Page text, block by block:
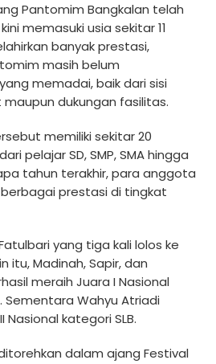
Pantomim Bangkalan telah
memasuki usia sekitar 11
banyak prestasi,
masih belum
memadai, baik dari sisi
dukungan fasilitas.
memiliki sekitar 20
pelajar SD, SMP, SMA hingga
tahun terakhir, para anggota
prestasi di tingkat
yang tiga kali lolos ke
itu, Madinah, Sapir, dan
meraih Juara I Nasional
Sementara Wahyu Atriadi
Nasional kategori SLB.
dalam ajang Festival